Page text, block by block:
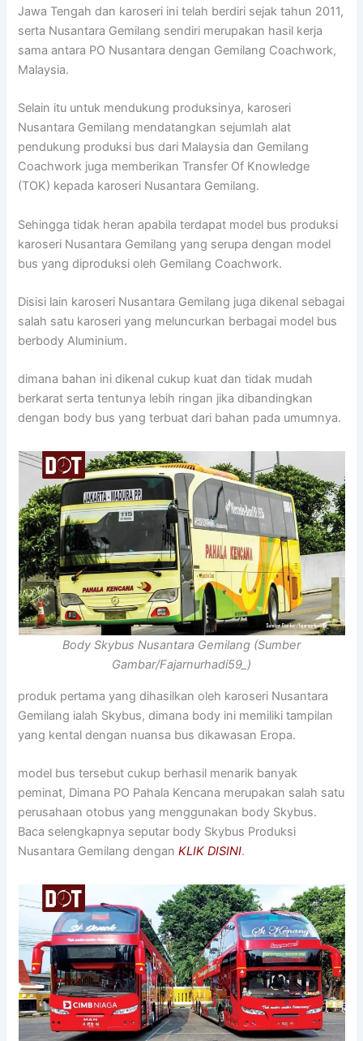
Jawa Tengah dan karoseri ini telah berdiri sejak tahun 2011,
serta Nusantara Gemilang sendiri merupakan hasil kerja
sama antara PO Nusantara dengan Gemilang Coachwork,
Malaysia.
Selain itu untuk mendukung produksinya, karoseri
Nusantara Gemilang mendatangkan sejumlah alat
pendukung produksi bus dari Malaysia dan Gemilang
Coachwork juga memberikan Transfer Of Knowledge
(TOK) kepada karoseri Nusantara Gemilang.
Sehingga tidak heran apabila terdapat model bus produksi
karoseri Nusantara Gemilang yang serupa dengan model
bus yang diproduksi oleh Gemilang Coachwork.
Disisi lain karoseri Nusantara Gemilang juga dikenal sebagai
salah satu karoseri yang meluncurkan berbagai model bus
berbody Aluminium.
dimana bahan ini dikenal cukup kuat dan tidak mudah
berkarat serta tentunya lebih ringan jika dibandingkan
dengan body bus yang terbuat dari bahan pada umumnya.
Body Skybus Nusantara Gemilang (Sumber
Gambar/Fajarnurhadi59_)
produk pertama yang dihasilkan oleh karoseri Nusantara
Gemilang ialah Skybus, dimana body ini memiliki tampilan
yang kental dengan nuansa bus dikawasan Eropa.
model bus tersebut cukup berhasil menarik banyak
peminat, Dimana PO Pahala Kencana merupakan salah satu
perusahaan otobus yang menggunakan body Skybus.
Baca selengkapnya seputar body Skybus Produksi
Nusantara Gemilang dengan KLIK DISINI.